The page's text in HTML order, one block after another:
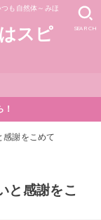
も自然体～みほ
スピ
SEARCH
感謝をこめて
と感謝をこ